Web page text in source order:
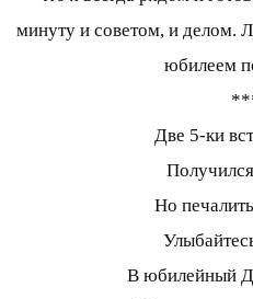
минуту и советом, и делом.
юбилеем
Две 5-ки
Но
В юбилейный